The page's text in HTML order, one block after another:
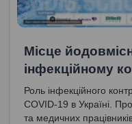
Місце
інфекційному
Роль інфекційного
COVID-19 в Україні.
та медичних